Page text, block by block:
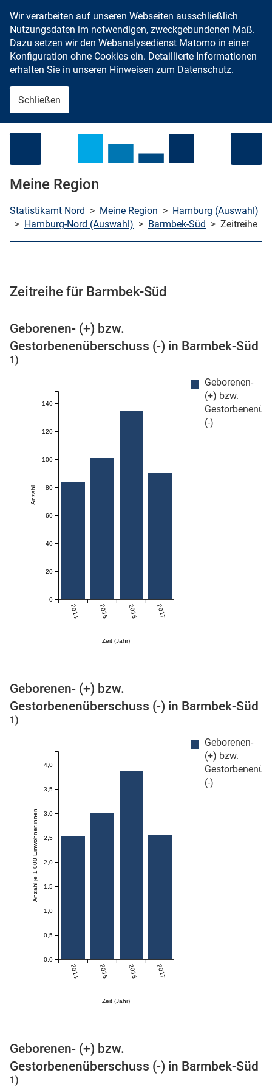
Zum Inhalt springen
(Mikrozensus)
Wir verarbeiten auf unseren Webseiten ausschließlich
Nutzungsdaten im notwendigen, zweckgebundenen Maß.
Dazu setzen wir den Webanalysedienst Matomo in einer
Konfiguration ohne Cookies ein. Detaillierte Informationen
erhalten Sie in unseren Hinweisen zum Datenschutz.
Schließen
Meine Region
Statistikamt Nord > Meine Region > Hamburg (Auswahl)
> Hamburg-Nord (Auswahl) > Barmbek-Süd > Zeitreihe
Zeitreihe für Barmbek-Süd
Geborenen- (+) bzw.
Gestorbenenüberschuss (-) in Barmbek-Süd
1)
Geborenen-
(+) bzw.
(-)
Zeit (Jahr)
2014 2015 2016 2017
Anzahl
0
20
40
60
80
100
120
140
Geborenen- (+) bzw.
Gestorbenenüberschuss (-) in Barmbek-Süd
1)
Geborenen-
(+) bzw.
(-)
Zeit (Jahr)
2014 2015 2016 2017
Anzahl je 1 000 Einwohner:innen
0,0
0,5
1,0
1,5
2,0
2,5
3,0
3,5
4,0
Geborenen- (+) bzw.
Gestorbenenüberschuss (-) in Barmbek-Süd
1)